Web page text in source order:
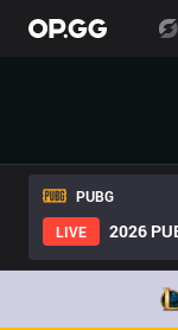
PUBG
LIVE
2026